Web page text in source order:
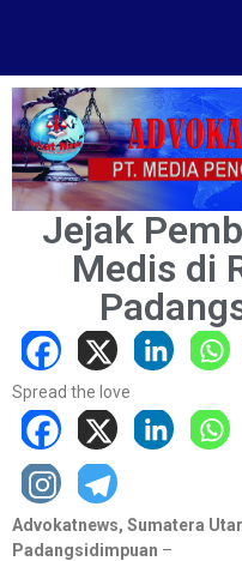
Jejak
Medis di
Spread the love
Advokatnews, Sumatera
Padangsidimpuan –